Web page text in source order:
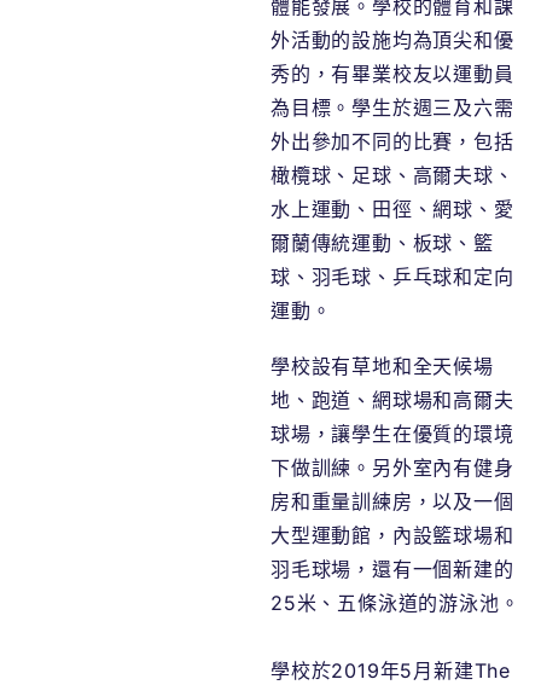
體能發展。學校的體育和課
外活動的設施均為頂尖和優
秀的，有畢業校友以運動員
為目標。學生於週三及六需
外出參加不同的比賽，包括
橄欖球、足球、高爾夫球、
水上運動、田徑、網球、愛
爾蘭傳統運動、板球、籃
球、羽毛球、乒乓球和定向
運動。
學校設有草地和全天候場
地、跑道、網球場和高爾夫
球場，讓學生在優質的環境
下做訓練。另外室內有健身
房和重量訓練房，以及一個
大型運動館，內設籃球場和
羽毛球場，還有一個新建的
25米、五條泳道的游泳池。
學校於2019年5月新建The